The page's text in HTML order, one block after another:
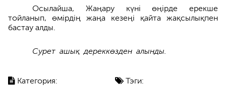
Категория:
Тэги:
Осылайша, Жаңару күні өңірде ерекше
тойланып, өмірдің жаңа кезеңі қайта жақсылықпен
бастау алды.
Сурет ашық дереккөзден алынды.